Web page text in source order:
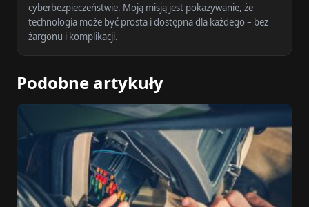
cyberbezpieczeństwie. Moją misją jest pokazywanie, że
technologia może być prosta i dostępna dla każdego – bez
żargonu i komplikacji.
Podobne artykuły